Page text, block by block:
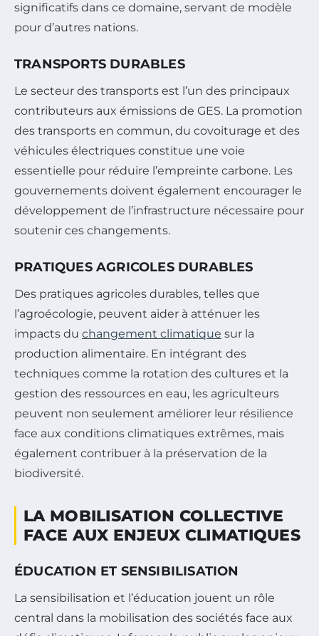
significatifs dans ce domaine, servant de modèle
pour d’autres nations.
TRANSPORTS DURABLES
Le secteur des transports est l’un des principaux
contributeurs aux émissions de GES. La promotion
des transports en commun, du covoiturage et des
véhicules électriques constitue une voie
essentielle pour réduire l’empreinte carbone. Les
gouvernements doivent également encourager le
développement de l’infrastructure nécessaire pour
soutenir ces changements.
PRATIQUES AGRICOLES DURABLES
Des pratiques agricoles durables, telles que
l’agroécologie, peuvent aider à atténuer les
impacts du changement climatique sur la
production alimentaire. En intégrant des
techniques comme la rotation des cultures et la
gestion des ressources en eau, les agriculteurs
peuvent non seulement améliorer leur résilience
face aux conditions climatiques extrêmes, mais
également contribuer à la préservation de la
biodiversité.
LA MOBILISATION COLLECTIVE
FACE AUX ENJEUX CLIMATIQUES
ÉDUCATION ET SENSIBILISATION
La sensibilisation et l’éducation jouent un rôle
central dans la mobilisation des sociétés face aux